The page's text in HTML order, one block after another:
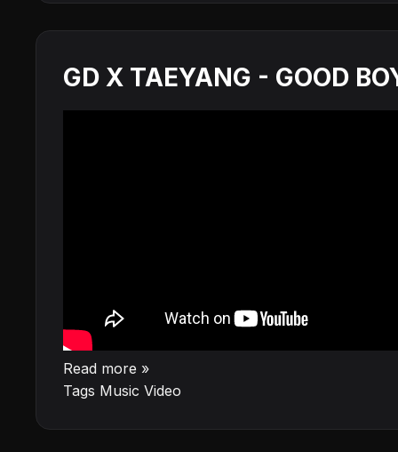
GD X TAEYANG - GOOD
Read more »
Tags Music Video